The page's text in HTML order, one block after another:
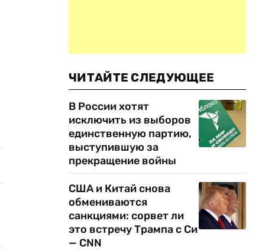
ЧИТАЙТЕ СЛЕДУЮЩЕЕ
В России хотят
исключить из выборов
единственную партию,
выступившую за
прекращение войны
США и Китай снова
обмениваются
санкциями: сорвет ли
это встречу Трампа с Си
— CNN